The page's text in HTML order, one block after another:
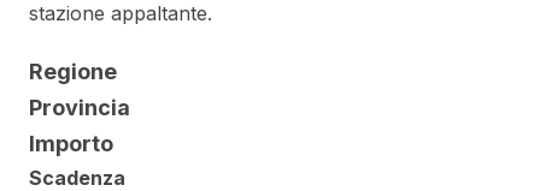
stazione appaltante.
Regione
Provincia
Importo
Scadenza